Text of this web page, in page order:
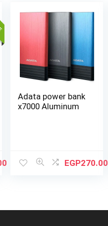
Adata power bank
x7000 Aluminum
EGP270.00